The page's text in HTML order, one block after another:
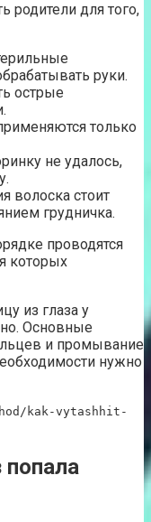
для того,
руки.
острые
только
не удалось,
волоска стоит
грудничка.
проводятся
которых
из глаза у
Основные
и промывание
нужно
kak-vytashhit-
попала